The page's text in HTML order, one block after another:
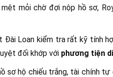
mỏi chờ đợi nộp hồ sơ,
Loan kiểm tra rất kỹ tính
đối khớp với phương tiện
sơ hộ chiếu trắng, tài chính